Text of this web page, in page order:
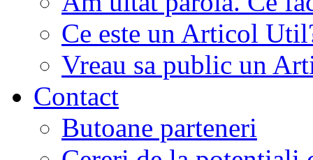
Ce este un Articol
Vreau sa public un
Contact
Butoane parteneri